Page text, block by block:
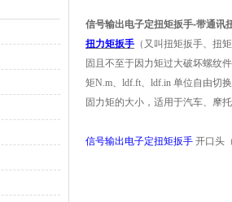
信号输出电子定扭矩扳手-带通讯
扭力矩扳手 （又叫扭矩扳手、扭
固且不至于因力矩过大破坏螺纹
矩N.m、ldf.ft、ldf.in 单位自由切
固力矩的大小， 适用于汽车、摩
信号输出电子定扭矩扳手 开口头